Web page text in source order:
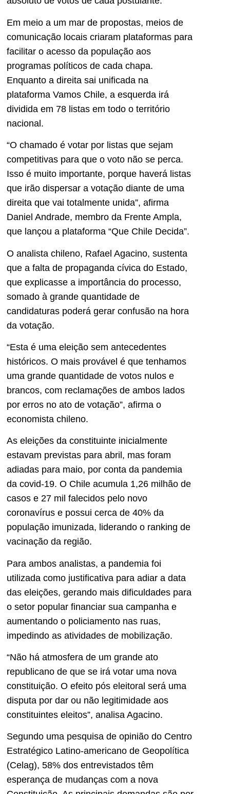
Em meio a um mar de propostas, meios de
comunicação locais criaram plataformas para
facilitar o acesso da população aos
programas políticos de cada chapa.
Enquanto a direita sai unificada na
plataforma Vamos Chile, a esquerda irá
dividida em 78 listas em todo o território
nacional.
“O chamado é votar por listas que sejam
competitivas para que o voto não se perca.
Isso é muito importante, porque haverá listas
que irão dispersar a votação diante de uma
direita que vai totalmente unida”, afirma
Daniel Andrade, membro da Frente Ampla,
que lançou a plataforma “Que Chile Decida”.
O analista chileno, Rafael Agacino, sustenta
que a falta de propaganda cívica do Estado,
que explicasse a importância do processo,
somado à grande quantidade de
candidaturas poderá gerar confusão na hora
da votação.
“Esta é uma eleição sem antecedentes
históricos. O mais provável é que tenhamos
uma grande quantidade de votos nulos e
brancos, com reclamações de ambos lados
por erros no ato de votação”, afirma o
economista chileno.
As eleições da constituinte inicialmente
estavam previstas para abril, mas foram
adiadas para maio, por conta da pandemia
da covid-19. O Chile acumula 1,26 milhão de
casos e 27 mil falecidos pelo novo
coronavírus e possui cerca de 40% da
população imunizada, liderando o ranking de
vacinação da região.
Para ambos analistas, a pandemia foi
utilizada como justificativa para adiar a data
das eleições, gerando mais dificuldades para
o setor popular financiar sua campanha e
aumentando o policiamento nas ruas,
impedindo as atividades de mobilização.
“Não há atmosfera de um grande ato
republicano de que se irá votar uma nova
constituição. O efeito pós eleitoral será uma
disputa por dar ou não legitimidade aos
constituintes eleitos”, analisa Agacino.
Segundo uma pesquisa de opinião do Centro
Estratégico Latino-americano de Geopolítica
(Celag), 58% dos entrevistados têm
esperança de mudanças com a nova